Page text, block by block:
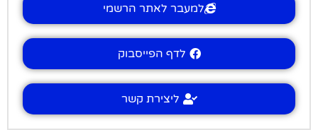
למעבר לאתר הרשמי
לדף הפייסבוק
ליצירת קשר